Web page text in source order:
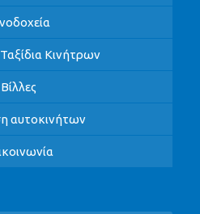
Κινήτρων
Βίλλες
αυτοκινήτων